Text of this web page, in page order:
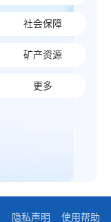
社会保障
矿产资源
更多
隐私声明 使用帮助